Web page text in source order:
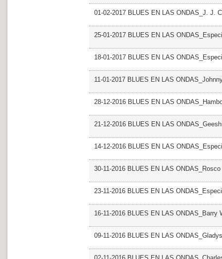
01-02-2017 BLUES EN LAS ONDAS_J. J.
25-01-2017 BLUES EN LAS
18-01-2017 BLUES EN LAS
11-01-2017 BLUES EN LAS
28-12-2016 BLUES EN LAS
21-12-2016 BLUES EN LAS
14-12-2016 BLUES EN LAS
30-11-2016 BLUES EN LAS ONDAS_Rosco
23-11-2016 BLUES EN LAS
16-11-2016 BLUES EN LAS ONDAS_Barry
09-11-2016 BLUES EN LAS